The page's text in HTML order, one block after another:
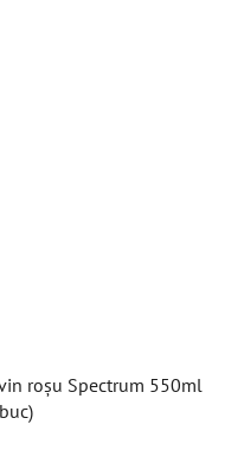
roșu Spectrum 550ml